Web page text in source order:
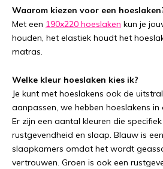
Waarom kiezen voor een
Met een 190x220 hoeslaken kun je
houden, het elastiek houdt het
matras.
Welke kleur hoeslaken kies ik?
Je kunt met hoeslakens ook de
aanpassen, we hebben hoeslakens in
Er zijn een aantal kleuren die
rustgevendheid en slaap. Blauw is
slaapkamers omdat het wordt
vertrouwen. Groen is ook een